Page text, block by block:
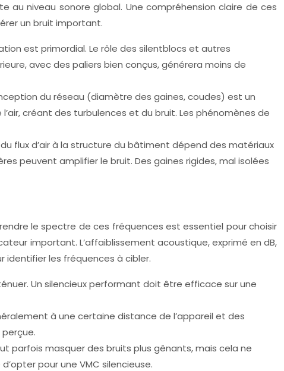
au niveau sonore global. Une compréhension claire de ces
un bruit important.
est primordial. Le rôle des silentblocs et autres
avec des paliers bien conçus, générera moins de
du réseau (diamètre des gaines, coudes) est un
créant des turbulences et du bruit. Les phénomènes de
flux d’air à la structure du bâtiment dépend des matériaux
peuvent amplifier le bruit. Des gaines rigides, mal isolées
le spectre de ces fréquences est essentiel pour choisir
important. L’affaiblissement acoustique, exprimé en dB,
identifier les fréquences à cibler.
Un silencieux performant doit être efficace sur une
à une certaine distance de l’appareil et des
parfois masquer des bruits plus gênants, mais cela ne
pour une VMC silencieuse.